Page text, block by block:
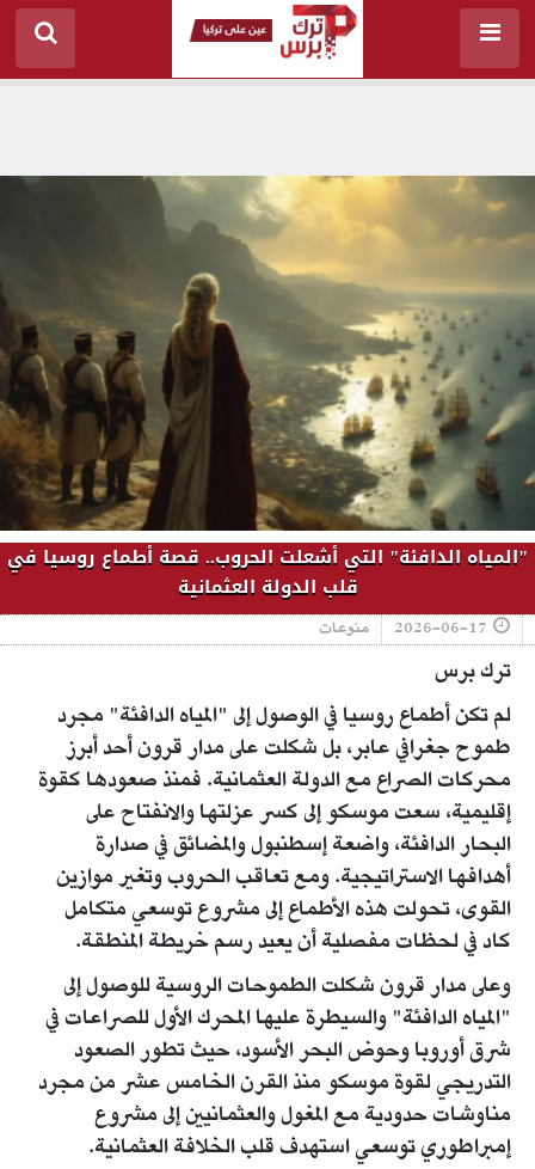
"المياه الدافئة" التي أشعلت الحروب.. قصة أطماع روسيا في
قلب الدولة العثمانية
2026-06-17 منوعات
ترك برس
لم تكن أطماع روسيا في الوصول إلى "المياه الدافئة" مجرد
طموح جغرافي عابر، بل شكلت على مدار قرون أحد أبرز
محركات الصراع مع الدولة العثمانية. فمنذ صعودها كقوة
إقليمية، سعت موسكو إلى كسر عزلتها والانفتاح على
البحار الدافئة، واضعة إسطنبول والمضائق في صدارة
أهدافها الاستراتيجية. ومع تعاقب الحروب وتغير موازين
القوى، تحولت هذه الأطماع إلى مشروع توسعي متكامل
كاد في لحظات مفصلية أن يعيد رسم خريطة المنطقة.
وعلى مدار قرون شكلت الطموحات الروسية للوصول إلى
"المياه الدافئة" والسيطرة عليها المحرك الأول للصراعات في
شرق أوروبا وحوض البحر الأسود، حيث تطور الصعود
التدريجي لقوة موسكو منذ القرن الخامس عشر من مجرد
مناوشات حدودية مع المغول والعثمانيين إلى مشروع
إمبراطوري توسعي استهدف قلب الخلافة العثمانية.